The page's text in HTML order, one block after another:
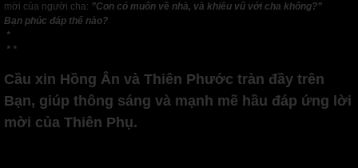
mời của người cha: ”Con có muốn về nhà, và khiêu vũ với cha không?”
Bạn phúc đáp thế nào?
*
* *
Cầu xin Hồng Ân và Thiên Phước tràn đầy trên
Bạn, giúp thông sáng và mạnh mẽ hầu đáp ứng lời
mời của Thiên Phụ.